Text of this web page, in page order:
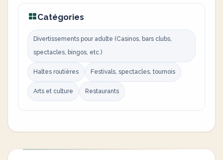
Catégories
Divertissements pour adulte (Casinos, bars clubs,
spectacles, bingos, etc.)
Haltes routières Festivals, spectacles, tournois
Arts et culture Restaurants